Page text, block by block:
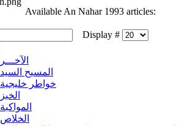
Available An Nahar 1993 articles:
Display #
الآخـــر 07/24/1993
المسيح السيد 12/25/1993
خواطر خليجية 12/18/1993
الخبز 12/11/1993
المواكبة 12/04/1993
الخلاص 11/20/1993